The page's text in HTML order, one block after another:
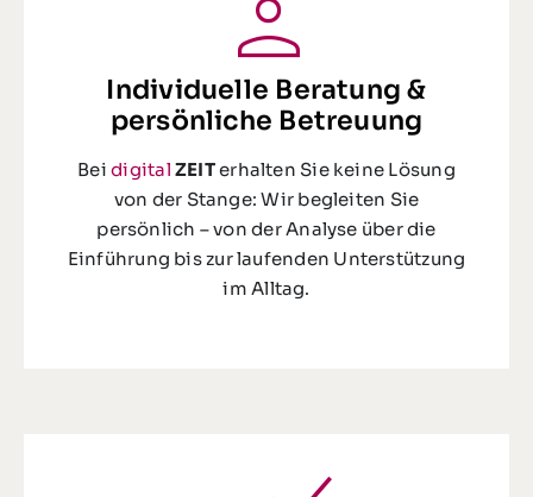
Individuelle Beratung &
persönliche Betreuung
Beidigital ZEITerhalten Sie keine Lösung
von der Stange: Wir begleiten Sie
persönlich – von der Analyse über die
Einführung bis zur laufenden Unterstützung
im Alltag.